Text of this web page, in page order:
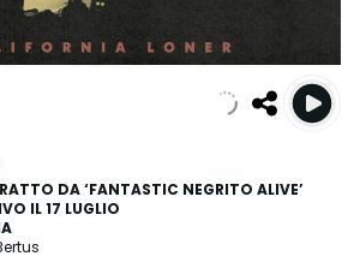
DA ‘FANTASTIC NEGRITO ALIVE’
IL 17 LUGLIO